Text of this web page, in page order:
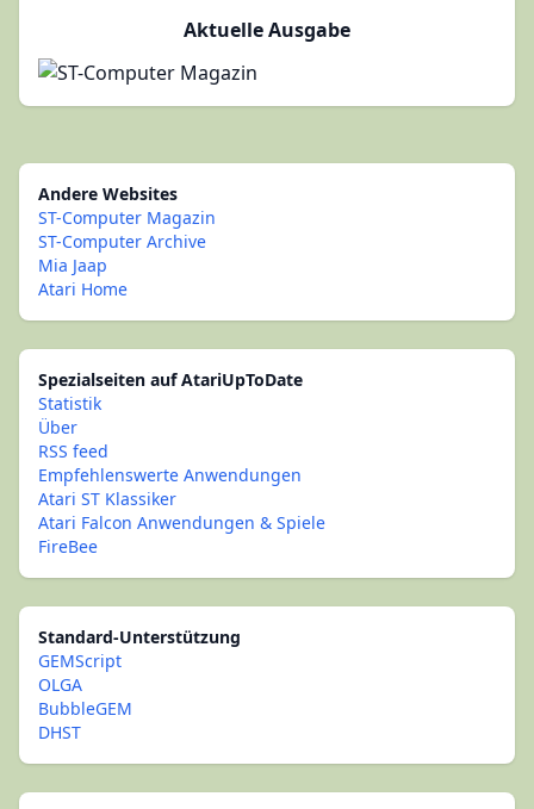
Aktuelle Ausgabe
Andere Websites
ST-Computer Magazin
ST-Computer Archive
Mia Jaap
Atari Home
Spezialseiten auf AtariUpToDate
Statistik
Über
RSS feed
Empfehlenswerte Anwendungen
Atari ST Klassiker
Atari Falcon Anwendungen & Spiele
FireBee
Standard-Unterstützung
GEMScript
OLGA
BubbleGEM
DHST